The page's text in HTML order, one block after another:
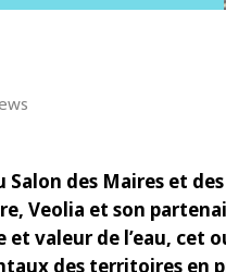
Salon des Maires et
Veolia et son
valeur de l’eau, cet
des territoires en